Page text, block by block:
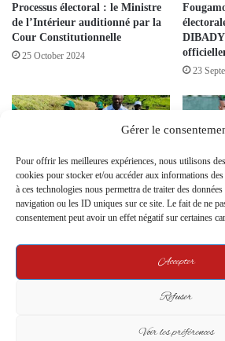
Gérer le
Pour offrir les meilleures expériences, nous utilisons
cookies pour stocker et/ou accéder aux informations
à ces technologies nous permettra de traiter des
navigation ou les ID uniques sur ce site. Le fait de ne
consentement peut avoir un effet négatif sur certaines
Accepter
Refuser
Voir les préférences
Processus électoral : le Ministre
de l’Intérieur auditionné par la
Cour Constitutionnelle
25 October 2024
23
Présidentielle 2025 – Mimongo
Lancement des causeries de
plus près des citoyens
Le
Dévoile
19 July